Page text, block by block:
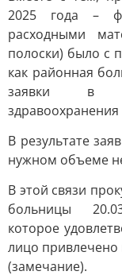
2025 года –
расходными
полоски) было с
как районная
заявки в
здравоохранения
В результате
нужном объеме
В этой связи
больницы
которое
лицо привлечено
(замечание).